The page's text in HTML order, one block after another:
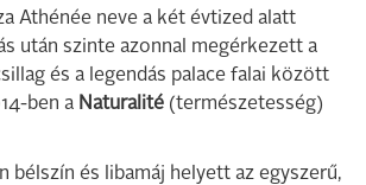
Athénée neve a két évtized alatt
után szinte azonnal megérkezett a
és a legendás palace falai között
ben a Naturalité (természetesség)
bélszín és libamáj helyett az egyszerű,